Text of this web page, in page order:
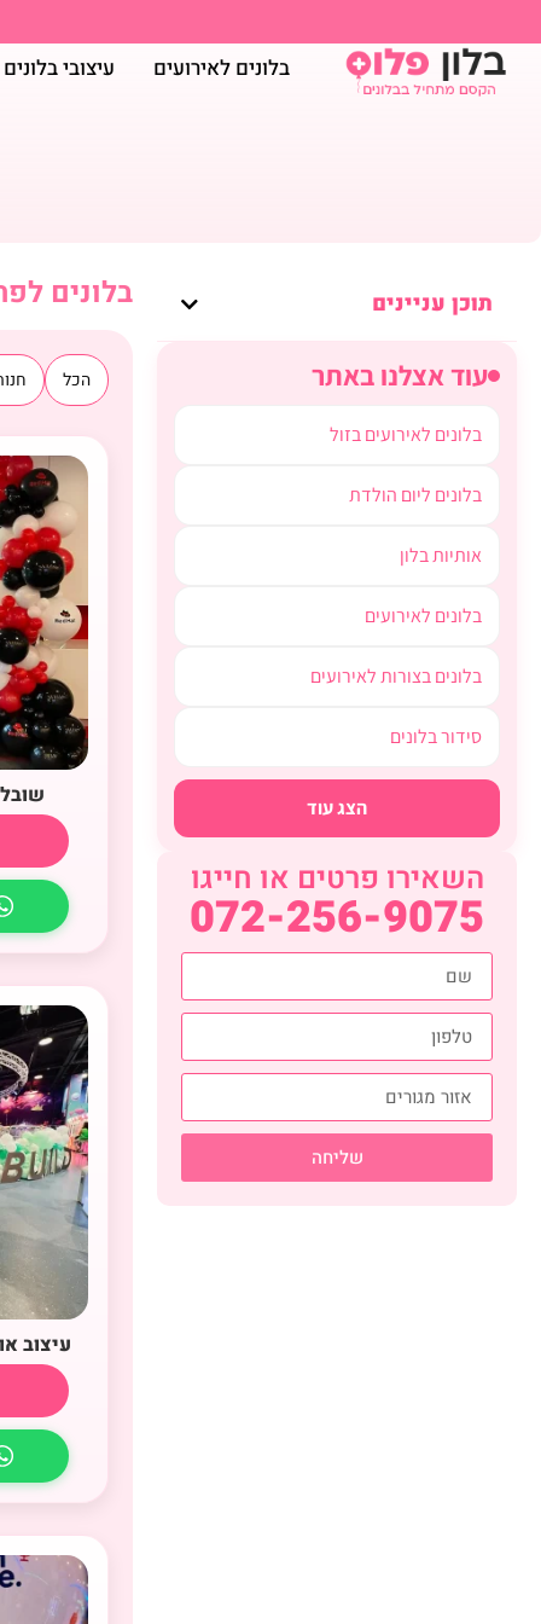
בלונים לאירועים עיצובי בלונים
תוכן עניינים
עוד אצלנו באתר
בלונים לאירועים בזול
בלונים ליום הולדת
אותיות בלון
בלונים לאירועים
בלונים בצורות לאירועים
סידור בלונים
הצג עוד
השאירו פרטים או חייגו
072-256-9075
שליחה
בלונים
הכל
עיצוב